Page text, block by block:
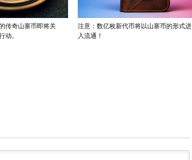
传奇山寨币即将关
动。
注意：数亿枚新代币将以山寨币的形式进
入流通！